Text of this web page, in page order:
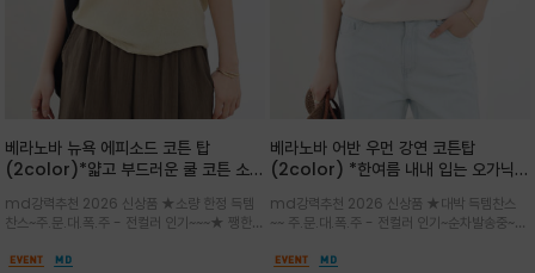
베라노바 뉴욕 에피소드 코튼 탑
(2color)*얇고 부드러운 쿨 코튼 소재
고 자연스러운 멋이 있는 핏으로 여름내
내 편하고 감각적으로 입으세요
md강력추천 2026 신상품 ★소량 한정 득템
찬스~주.문.대.폭.주 - 전컬러 인기~~~★ 쨍한듯
내추럴한 컬러감이 매력적인 티셔츠/여유로운
베라노바 어반 우먼 강연 코튼탑
(2color) *한여름 내내 입는 오가닉
워크 (Line Work) & 스케치/감각적
인 아트워크 프린트가 시선을 끄는 루즈
핏 강연티셔츠
md강력추천 2026 신상품 ★대박 득템찬스
~~ 주.문.대.폭.주 - 전컬러 인기~순차발송중~★
한 착용감을 선사하며, 자연스럽게 떨어지는 실루